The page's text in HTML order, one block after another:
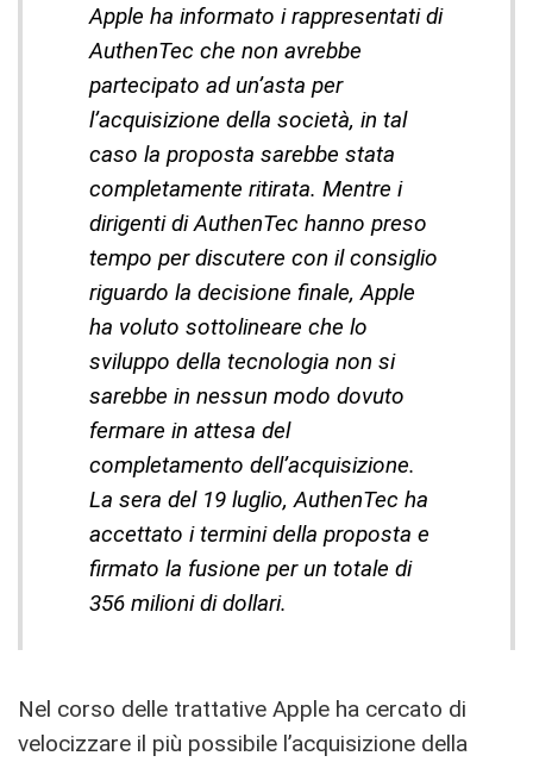
Apple ha informato i rappresentati di
AuthenTec che non avrebbe
partecipato ad un’asta per
l’acquisizione della società, in tal
caso la proposta sarebbe stata
completamente ritirata. Mentre i
dirigenti di AuthenTec hanno preso
tempo per discutere con il consiglio
riguardo la decisione finale, Apple
ha voluto sottolineare che lo
sviluppo della tecnologia non si
sarebbe in nessun modo dovuto
fermare in attesa del
completamento dell’acquisizione.
La sera del 19 luglio, AuthenTec ha
accettato i termini della proposta e
firmato la fusione per un totale di
356 milioni di dollari.
Nel corso delle trattative Apple ha cercato di
velocizzare il più possibile l’acquisizione della